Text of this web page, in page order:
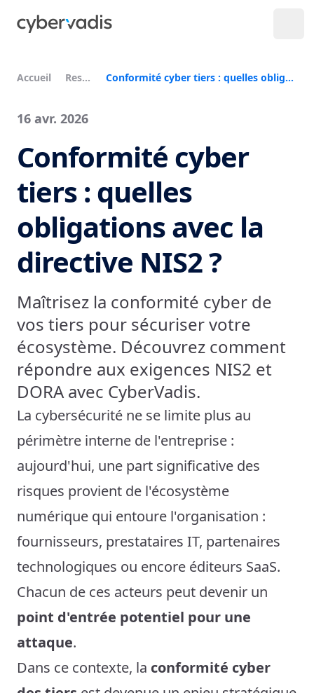
Accueil Ressources Conformité cyber tiers : quelles obligations avec la directive NIS2 ?
16 avr. 2026
Conformité cyber
tiers : quelles
obligations avec la
directive NIS2 ?
Maîtrisez la conformité cyber de
vos tiers pour sécuriser votre
écosystème. Découvrez comment
répondre aux exigences NIS2 et
DORA avec CyberVadis.
La cybersécurité ne se limite plus au
périmètre interne de l'entreprise :
aujourd'hui, une part significative des
risques provient de l'écosystème
numérique qui entoure l'organisation :
fournisseurs, prestataires IT, partenaires
technologiques ou encore éditeurs SaaS.
Chacun de ces acteurs peut devenir un
point d'entrée potentiel pour une
attaque.
Dans ce contexte, la conformité cyber